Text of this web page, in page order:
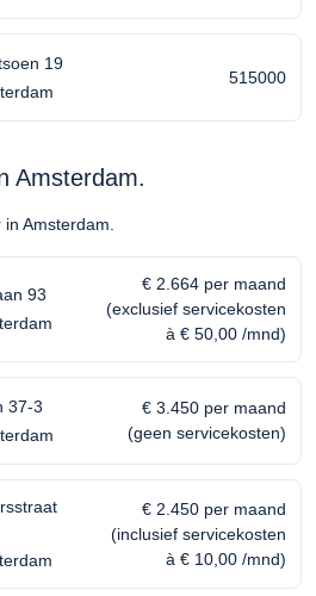
19
515000
Amsterdam.
Amsterdam.
93
€ 2.664 per maand
(exclusief servicekosten
à € 50,00 /mnd)
37-3
€ 3.450 per maand
(geen servicekosten)
€ 2.450 per maand
(inclusief servicekosten
à € 10,00 /mnd)